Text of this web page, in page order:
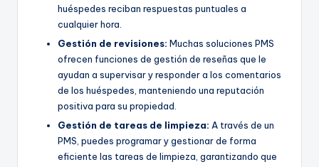
huéspedes reciban respuestas puntuales a
cualquier hora.
Gestión de revisiones: Muchas soluciones PMS
ofrecen funciones de gestión de reseñas que le
ayudan a supervisar y responder a los comentarios
de los huéspedes, manteniendo una reputación
positiva para su propiedad.
Gestión de tareas de limpieza: A través de un
PMS, puedes programar y gestionar de forma
eficiente las tareas de limpieza, garantizando que